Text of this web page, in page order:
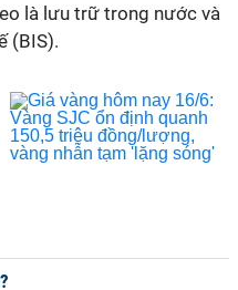
là lưu trữ trong nước và
(BIS).